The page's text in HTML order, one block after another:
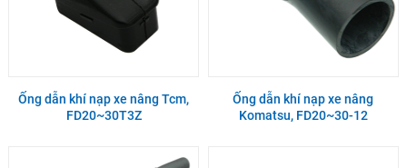
Ống dẫn khí nạp xe nâng Tcm,
FD20~30T3Z
Ống dẫn khí nạp xe nâng
Komatsu, FD20~30-12